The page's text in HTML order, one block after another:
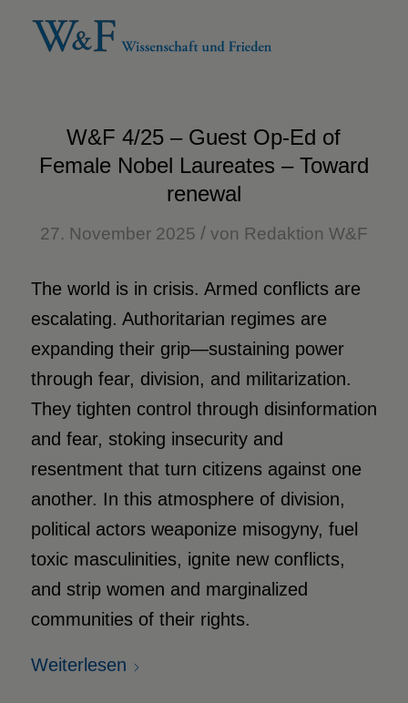
W&F 4/25 – Guest Op-Ed of
Female Nobel Laureates – Toward
renewal
27. November 2025 / von Redaktion W&F
The world is in crisis. Armed conflicts are
escalating. Authoritarian regimes are
expanding their grip—sustaining power
through fear, division, and militarization.
They tighten control through disinformation
and fear, stoking insecurity and
resentment that turn citizens against one
another. In this atmosphere of division,
political actors weaponize misogyny, fuel
toxic masculinities, ignite new conflicts,
and strip women and marginalized
communities of their rights.
Weiterlesen